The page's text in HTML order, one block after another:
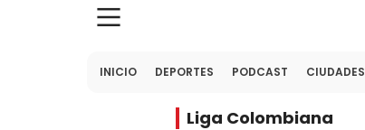
INICIO DEPORTES PODCAST CIUDADES
Liga Colombiana